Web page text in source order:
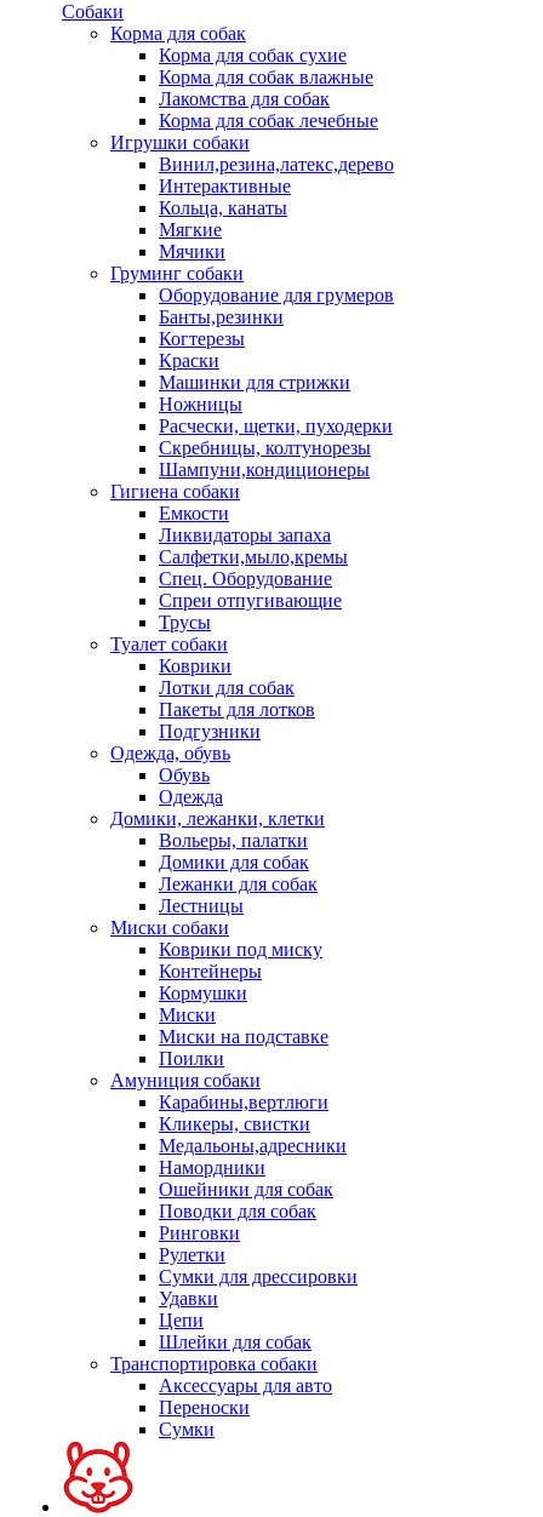
Собаки
Корма для собак
Корма для собак сухие
Корма для собак влажные
Лакомства для собак
Корма для собак лечебные
Игрушки собаки
Винил,резина,латекс,дерево
Интерактивные
Кольца, канаты
Мягкие
Мячики
Груминг собаки
Оборудование для грумеров
Банты,резинки
Когтерезы
Краски
Машинки для стрижки
Ножницы
Расчески, щетки, пуходерки
Скребницы, колтунорезы
Шампуни,кондиционеры
Гигиена собаки
Емкости
Ликвидаторы запаха
Салфетки,мыло,кремы
Спец. Оборудование
Спреи отпугивающие
Трусы
Туалет собаки
Коврики
Лотки для собак
Пакеты для лотков
Подгузники
Одежда, обувь
Обувь
Одежда
Домики, лежанки, клетки
Вольеры, палатки
Домики для собак
Лежанки для собак
Лестницы
Миски собаки
Коврики под миску
Контейнеры
Кормушки
Миски
Миски на подставке
Поилки
Амуниция собаки
Карабины,вертлюги
Кликеры, свистки
Медальоны,адресники
Намордники
Ошейники для собак
Поводки для собак
Ринговки
Рулетки
Сумки для дрессировки
Удавки
Цепи
Шлейки для собак
Транспортировка собаки
Аксессуары для авто
Переноски
Сумки